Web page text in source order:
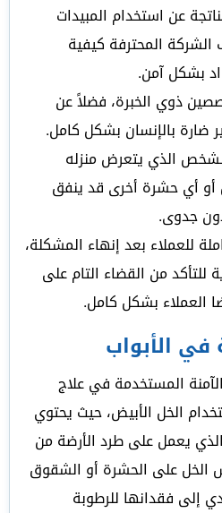
عن استخدام المبيدات
الشركة المحترفة كيفية
بشكل آمن.
ذوي الخبرة، فضلاً عن
ضارة بالإنسان بشكل كامل.
الذي يتعرض منزله
أو أي حشرة أخرى قد ينفق
جدوى.
للعملاء بعد إنهاء المشكلة،
للتأكد من القضاء التام على
العملاء بشكل كامل.
في الأبواب
المستخدمة في علاج
الخل الأبيض، حيث يحتوي
يعمل على طرد الأرضة من
الخل على الحشرة أو الشقوق
إلى فقدانها للرطوبة